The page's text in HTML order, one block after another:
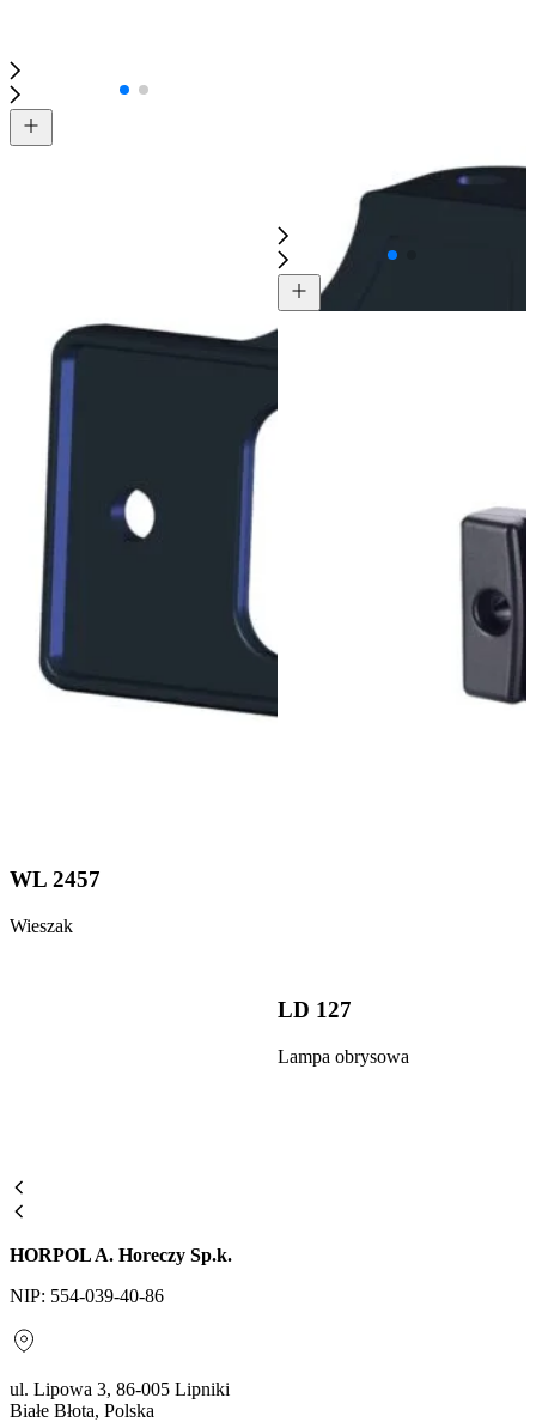
WL 2457
Wieszak
LD 127
Lampa obrysowa
HORPOL A. Horeczy Sp.k.
NIP: 554-039-40-86
ul. Lipowa 3, 86-005 Lipniki
Białe Błota, Polska